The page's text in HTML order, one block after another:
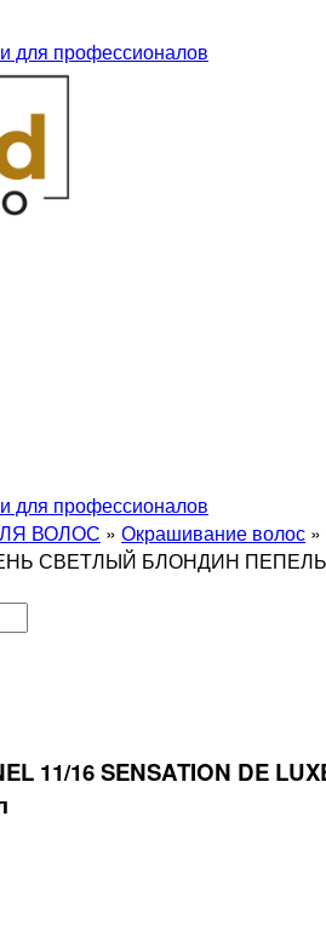
для профессионалов
для профессионалов
ВОЛОС » Окрашивание волос »
СВЕТЛЫЙ БЛОНДИН
11/16